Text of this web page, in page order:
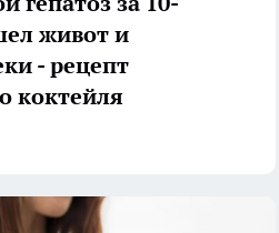
живот и
- рецепт
коктейля